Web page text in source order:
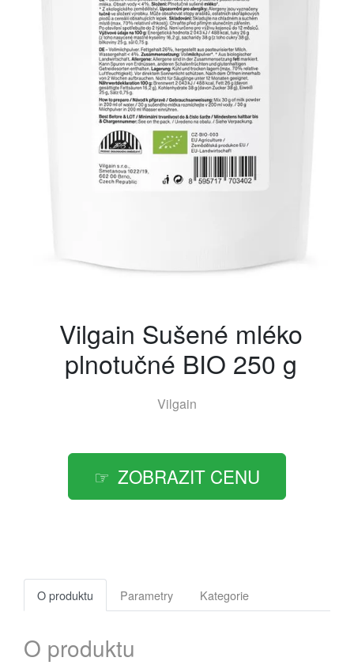
Vilgain Sušené mléko
plnotučné BIO 250 g
Vilgain
ZOBRAZIT CENU
O produktu Parametry Kategorie
O produktu